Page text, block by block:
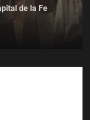
de la Fe